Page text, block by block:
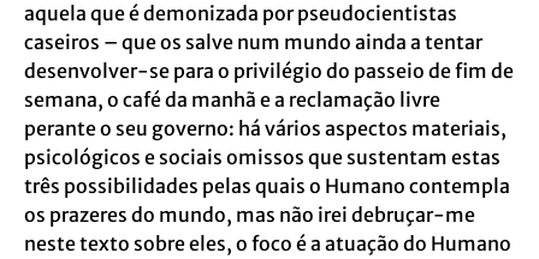
aquela que é demonizada por pseudocientistas
caseiros – que os salve num mundo ainda a tentar
desenvolver-se para o privilégio do passeio de fim de
semana, o café da manhã e a reclamação livre
perante o seu governo: há vários aspectos materiais,
psicológicos e sociais omissos que sustentam estas
três possibilidades pelas quais o Humano contempla
os prazeres do mundo, mas não irei debruçar-me
neste texto sobre eles, o foco é a atuação do Humano